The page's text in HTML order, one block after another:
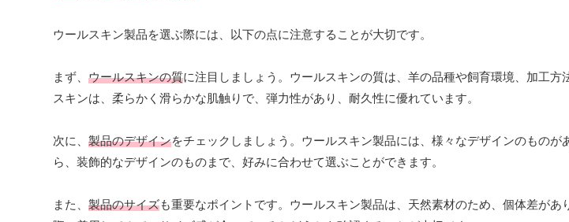
ウールスキン製品を選ぶ際には、以下の点に注意することが大切です。
まず、 ウールスキンの質に注目しましょう。ウールスキンの質は、羊の品種や飼育環境、加工
スキンは、柔らかく滑らかな肌触りで、弾力性があり、耐久性に優れています。
次に、 製品のデザインをチェックしましょう。ウールスキン製品には、様々なデザインのもの
ら、装飾的なデザインのものまで、好みに合わせて選ぶことができます。
また、 製品のサイズも重要なポイントです。ウールスキン製品は、天然素材のため、個体差が